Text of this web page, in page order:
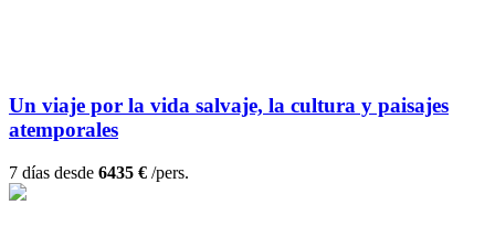
Un viaje por la vida salvaje, la cultura y paisajes
atemporales
7 días desde 6435 € /pers.